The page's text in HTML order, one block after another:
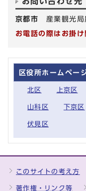
京都市 産業観光
お電話の際はお掛
区役所ホームペー
北区 上京区
山科区 下京区
伏見区
このサイトの考え方
著作権・リンク等